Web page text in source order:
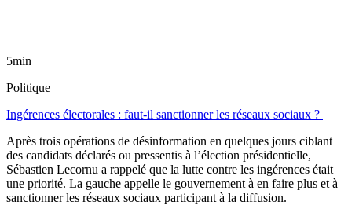
5min
Politique
Ingérences électorales : faut-il sanctionner les réseaux sociaux ?
Après trois opérations de désinformation en quelques jours ciblant
des candidats déclarés ou pressentis à l’élection présidentielle,
Sébastien Lecornu a rappelé que la lutte contre les ingérences était
une priorité. La gauche appelle le gouvernement à en faire plus et à
sanctionner les réseaux sociaux participant à la diffusion.